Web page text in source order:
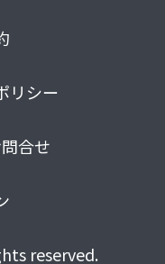
リシー
合せ
reserved.